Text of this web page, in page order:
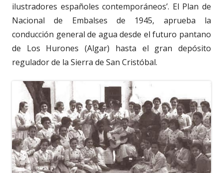
ilustradores españoles contemporáneos’. El Plan de
Nacional de Embalses de 1945, aprueba la
conducción general de agua desde el futuro pantano
de Los Hurones (Algar) hasta el gran depósito
regulador de la Sierra de San Cristóbal.